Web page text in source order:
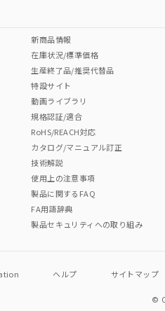
Cr(VI)
商品であっても、流通在庫等で
門もしくは販売店へお問い合わせ
新商品情報
在庫状況/標準価格
生産終了品/推奨代替品
特設サイト
動画ライブラリ
規格認証/適合
RoHS/REACH対応
カタログ/マニュアル訂正
技術解説
使用上の注意事項
製品に関するFAQ
FA用語辞典
製品セキュリティへの取り組み
ヘルプ サイトマップ
©